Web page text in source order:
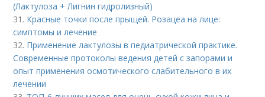
(Лактулоза + Лигнин гидролизный)
31. Красные точки после прыщей. Розацеа на лице:
симптомы и лечение
32. Применение лактулозы в педиатрической практике.
Современные протоколы ведения детей с запорами и
опыт применения осмотического слабительного в их
лечении